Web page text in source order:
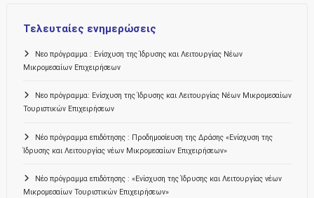
Τελευταίες ενημερώσεις
Νεο πρόγραμμα : Ενίσχυση της Ίδρυσης και Λειτουργίας Νέων
Μικρομεσαίων Επιχειρήσεων
Νεο πρόγραμμα: Ενίσχυση της Ίδρυσης και Λειτουργίας Νέων Μικρομεσαίων
Τουριστικών Επιχειρήσεων
Νέο πρόγραμμα επιδότησης : Προδημοσίευση της Δράσης «Ενίσχυση της
Ίδρυσης και Λειτουργίας νέων Μικρομεσαίων Επιχειρήσεων»
Νέο πρόγραμμα επιδότησης : «Ενίσχυση της Ίδρυσης και Λειτουργίας νέων
Μικρομεσαίων Τουριστικών Επιχειρήσεων»